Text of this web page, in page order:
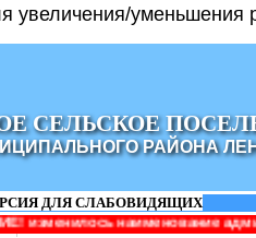
увеличения/
СЕЛЬСКОЕ
РАЙОНА
ДЛЯ СЛАБОВИДЯЩИХ
администрации: